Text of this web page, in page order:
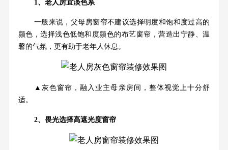
1、老人房宜淡色系
一般来说，父母房窗帘不建议选择明度和饱和度过高的
颜色，选择浅色低饱和度颜色的布艺窗帘，营造出宁静、温
馨的气氛，更有助于老年人休息。
▲灰色窗帘，融入业主母亲房间，整体视觉上十分舒
适。
2、畏光选择高遮光度窗帘